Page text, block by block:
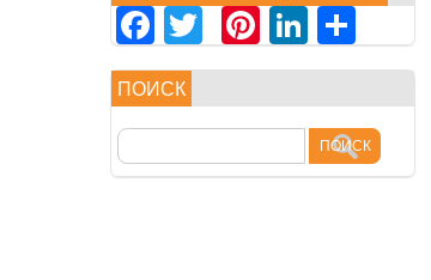
Facebook
Twitter
Pinterest
LinkedIn
享
ПОИСК